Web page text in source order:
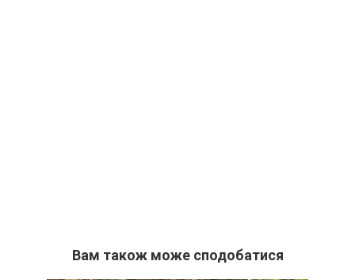
Вам також може сподобатися